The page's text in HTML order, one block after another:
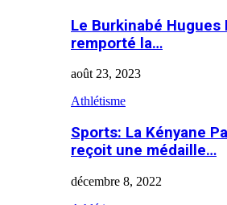
Le Burkinabé Hugues
remporté la…
août 23, 2023
Athlétisme
Sports: La Kényane
reçoit une médaille…
décembre 8, 2022